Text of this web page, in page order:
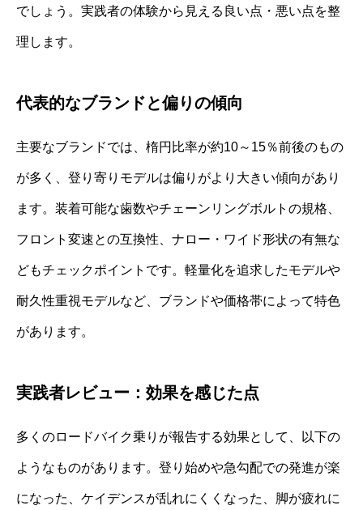
でしょう。実践者の体験から見える良い点・悪い点を整
理します。
代表的なブランドと偏りの傾向
主要なブランドでは、楕円比率が約10～15％前後のもの
が多く、登り寄りモデルは偏りがより大きい傾向があり
ます。装着可能な歯数やチェーンリングボルトの規格、
フロント変速との互換性、ナロー・ワイド形状の有無な
どもチェックポイントです。軽量化を追求したモデルや
耐久性重視モデルなど、ブランドや価格帯によって特色
があります。
実践者レビュー：効果を感じた点
多くのロードバイク乗りが報告する効果として、以下の
ようなものがあります。登り始めや急勾配での発進が楽
になった、ケイデンスが乱れにくくなった、脚が疲れに